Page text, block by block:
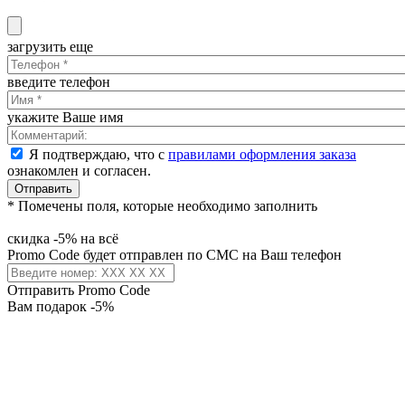
загрузить еще
введите телефон
укажите Ваше имя
Я подтверждаю, что с правилами оформления заказа
ознакомлен и согласен.
Отправить
* Помечены поля, которые необходимо заполнить
скидка -5% на всё
Promo Code будет отправлен по СМС на Ваш телефон
Отправить Promo Code
Вам подарок -5%